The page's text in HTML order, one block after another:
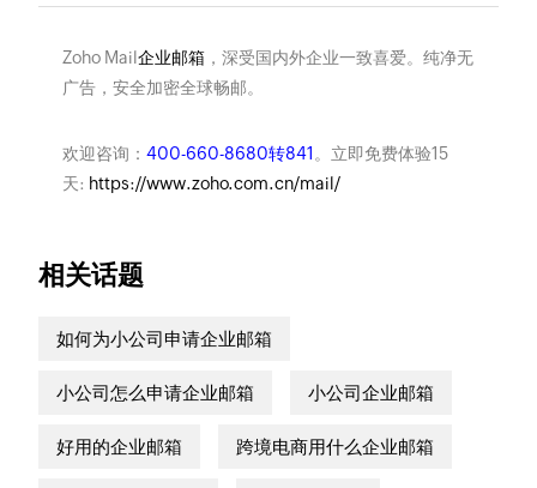
Zoho Mail企业邮箱，深受国内外企业一致喜爱。纯净无
广告，安全加密全球畅邮。
欢迎咨询： 400-660-8680转841 。立即免费体验15
天: https://www.zoho.com.cn/mail/
相关话题
如何为小公司申请企业邮箱
小公司怎么申请企业邮箱 小公司企业邮箱
好用的企业邮箱 跨境电商用什么企业邮箱